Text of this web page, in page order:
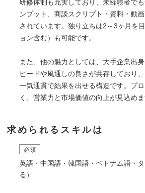
研修体制も充実しており、未経験者で
ンプット、商談スクリプト・資料・動
されています。独り立ちは2～3ヶ月を
ョン含む）も可能です。
また、他の魅力としては、大手企業出
ピードや風通しの良さが共存しており
一気通貫で結果を出せる構造です。プ
く、営業力と市場価値の向上が見込めま
求められるスキルは
必須
英語・中国語・韓国語・ベトナム語・
る）